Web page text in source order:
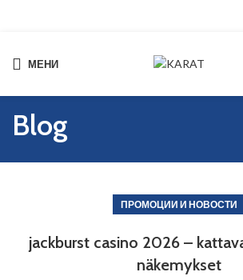
МЕНИ
Blog
ПРОМОЦИИ И НОВОСТИ
jackburst casino 2026 –
näkemykset